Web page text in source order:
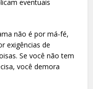
eventuais
não é por má-fé,
exigências de
Se você não tem
você demora